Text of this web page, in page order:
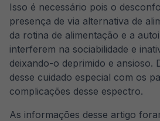
Isso é necessário pois o
presença de via alternativa de
da rotina de alimentação e a
interferem na sociabilidade e
deixando-o deprimido e ansioso.
desse cuidado especial com os
complicações desse espectro.
As informações desse artigo